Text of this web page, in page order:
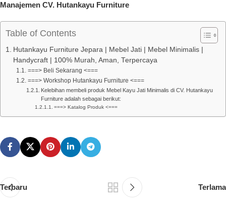
Manajemen CV. Hutankayu Furniture
Table of Contents
Hutankayu Furniture Jepara | Mebel Jati | Mebel Minimalis |
Handycraft | 100% Murah, Aman, Terpercaya
===> Beli Sekarang <===
===> Workshop Hutankayu Furniture <===
Kelebihan membeli produk Mebel Kayu Jati Minimalis di CV. Hutankayu
Furniture adalah sebagai berikut:
===> Katalog Produk <===
Terbaru Terlama